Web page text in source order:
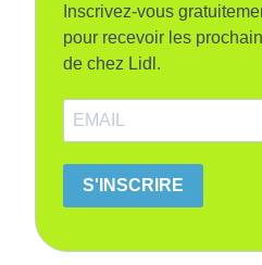
Inscrivez-vous
pour recevoir les
de chez Lidl.
S'INSCRIRE